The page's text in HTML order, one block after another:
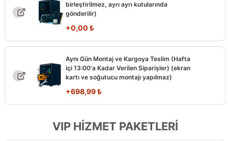
birleştirilmez, ayrı ayrı kutularında
gönderilir)
+0,00 ₺
Aynı Gün Montaj ve Kargoya Teslim (Hafta
içi 13:00'a Kadar Verilen Siparişler) (ekran
kartı ve soğutucu montajı yapılmaz)
+698,99₺
VIP HİZMET PAKETLERİ